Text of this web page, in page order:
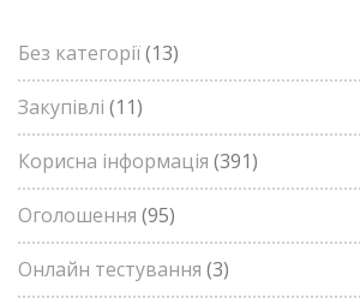
Без категорії(13)
Закупівлі (11)
Корисна інформація (391)
Оголошення (95)
Онлайн тестування (3)